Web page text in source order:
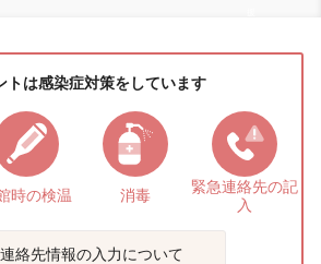
トは感染症対策をしています
時の検温 消毒 緊急連絡先の記
入
絡先情報の入力について